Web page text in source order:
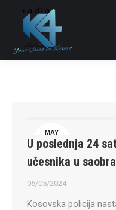
MAY
6
U poslednja 24
učesnika u
06/05/2024
Kosovska policija